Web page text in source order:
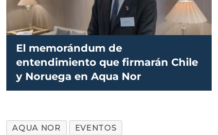
El memorándum de
entendimiento que firmarán Chile
y Noruega en Aqua Nor
AQUA NOR EVENTOS